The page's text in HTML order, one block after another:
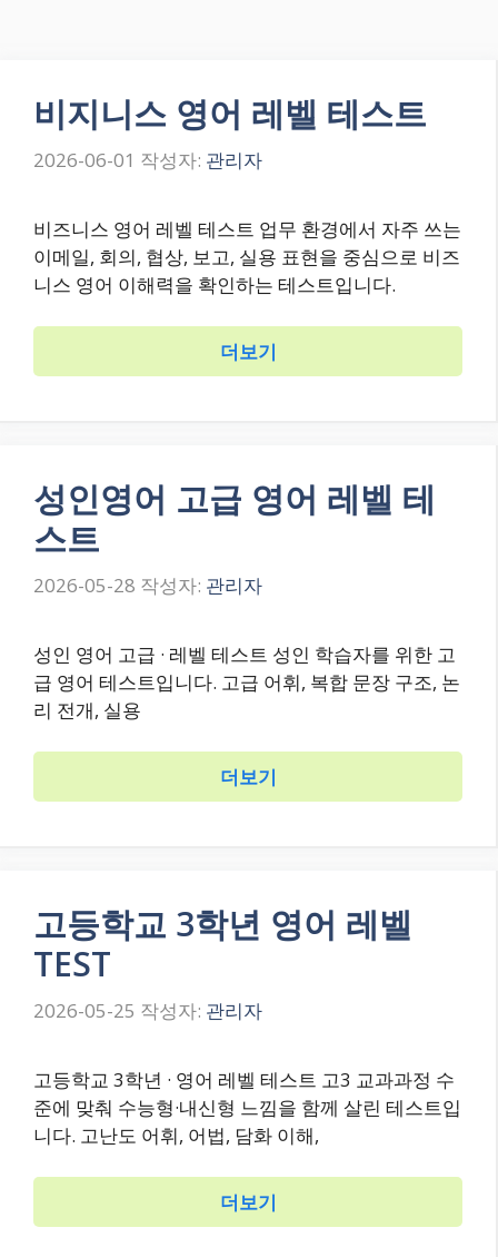
비지니스 영어 레벨 테스트
2026-06-01 작성자: 관리자
비즈니스 영어 레벨 테스트 업무 환경에서 자주 쓰는
이메일, 회의, 협상, 보고, 실용 표현을 중심으로 비즈
니스 영어 이해력을 확인하는 테스트입니다.
더보기
성인영어 고급 영어 레벨 테
스트
2026-05-28 작성자: 관리자
성인 영어 고급 · 레벨 테스트 성인 학습자를 위한 고
급 영어 테스트입니다. 고급 어휘, 복합 문장 구조, 논
리 전개, 실용
더보기
고등학교 3학년 영어 레벨
TEST
2026-05-25 작성자: 관리자
고등학교 3학년 · 영어 레벨 테스트 고3 교과과정 수
준에 맞춰 수능형·내신형 느낌을 함께 살린 테스트입
니다. 고난도 어휘, 어법, 담화 이해,
더보기